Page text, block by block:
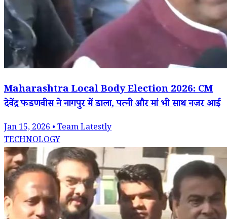
Maharashtra Local Body Election 2026: CM
देवेंद्र फडणवीस ने नागपुर में डाला, पत्नी और मां भी साथ नजर आई
Jan 15, 2026 • Team Latestly
TECHNOLOGY